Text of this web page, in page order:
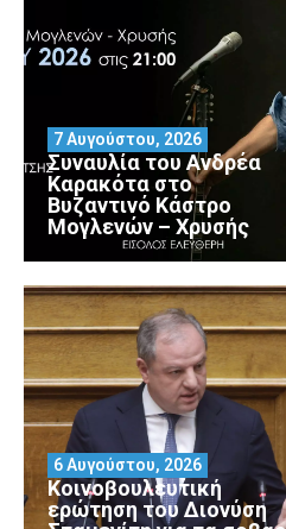
Συναυλία του Ανδρέα
Καρακότα στο
Βυζαντινό Κάστρο
Μογλενών – Χρυσής
7 Αυγούστου, 2026
Κοινοβουλευτική
ερώτηση του Διονύση
6 Αυγούστου, 2026